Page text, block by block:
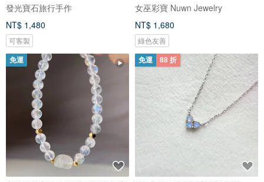
發光寶石旅行手作
NT$ 1,480
可客製
女巫彩寶 Nuwn Jewelry
NT$ 1,680
綠色友善
免運 免運 88 折